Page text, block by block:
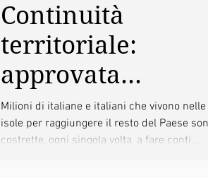
Continuità
territoriale:
approvata
indagine
conoscitiva
Milioni di italiane e italiani che vivono nelle
isole per raggiungere il resto del Paese
costrette, ogni singola volta, a fare conti...